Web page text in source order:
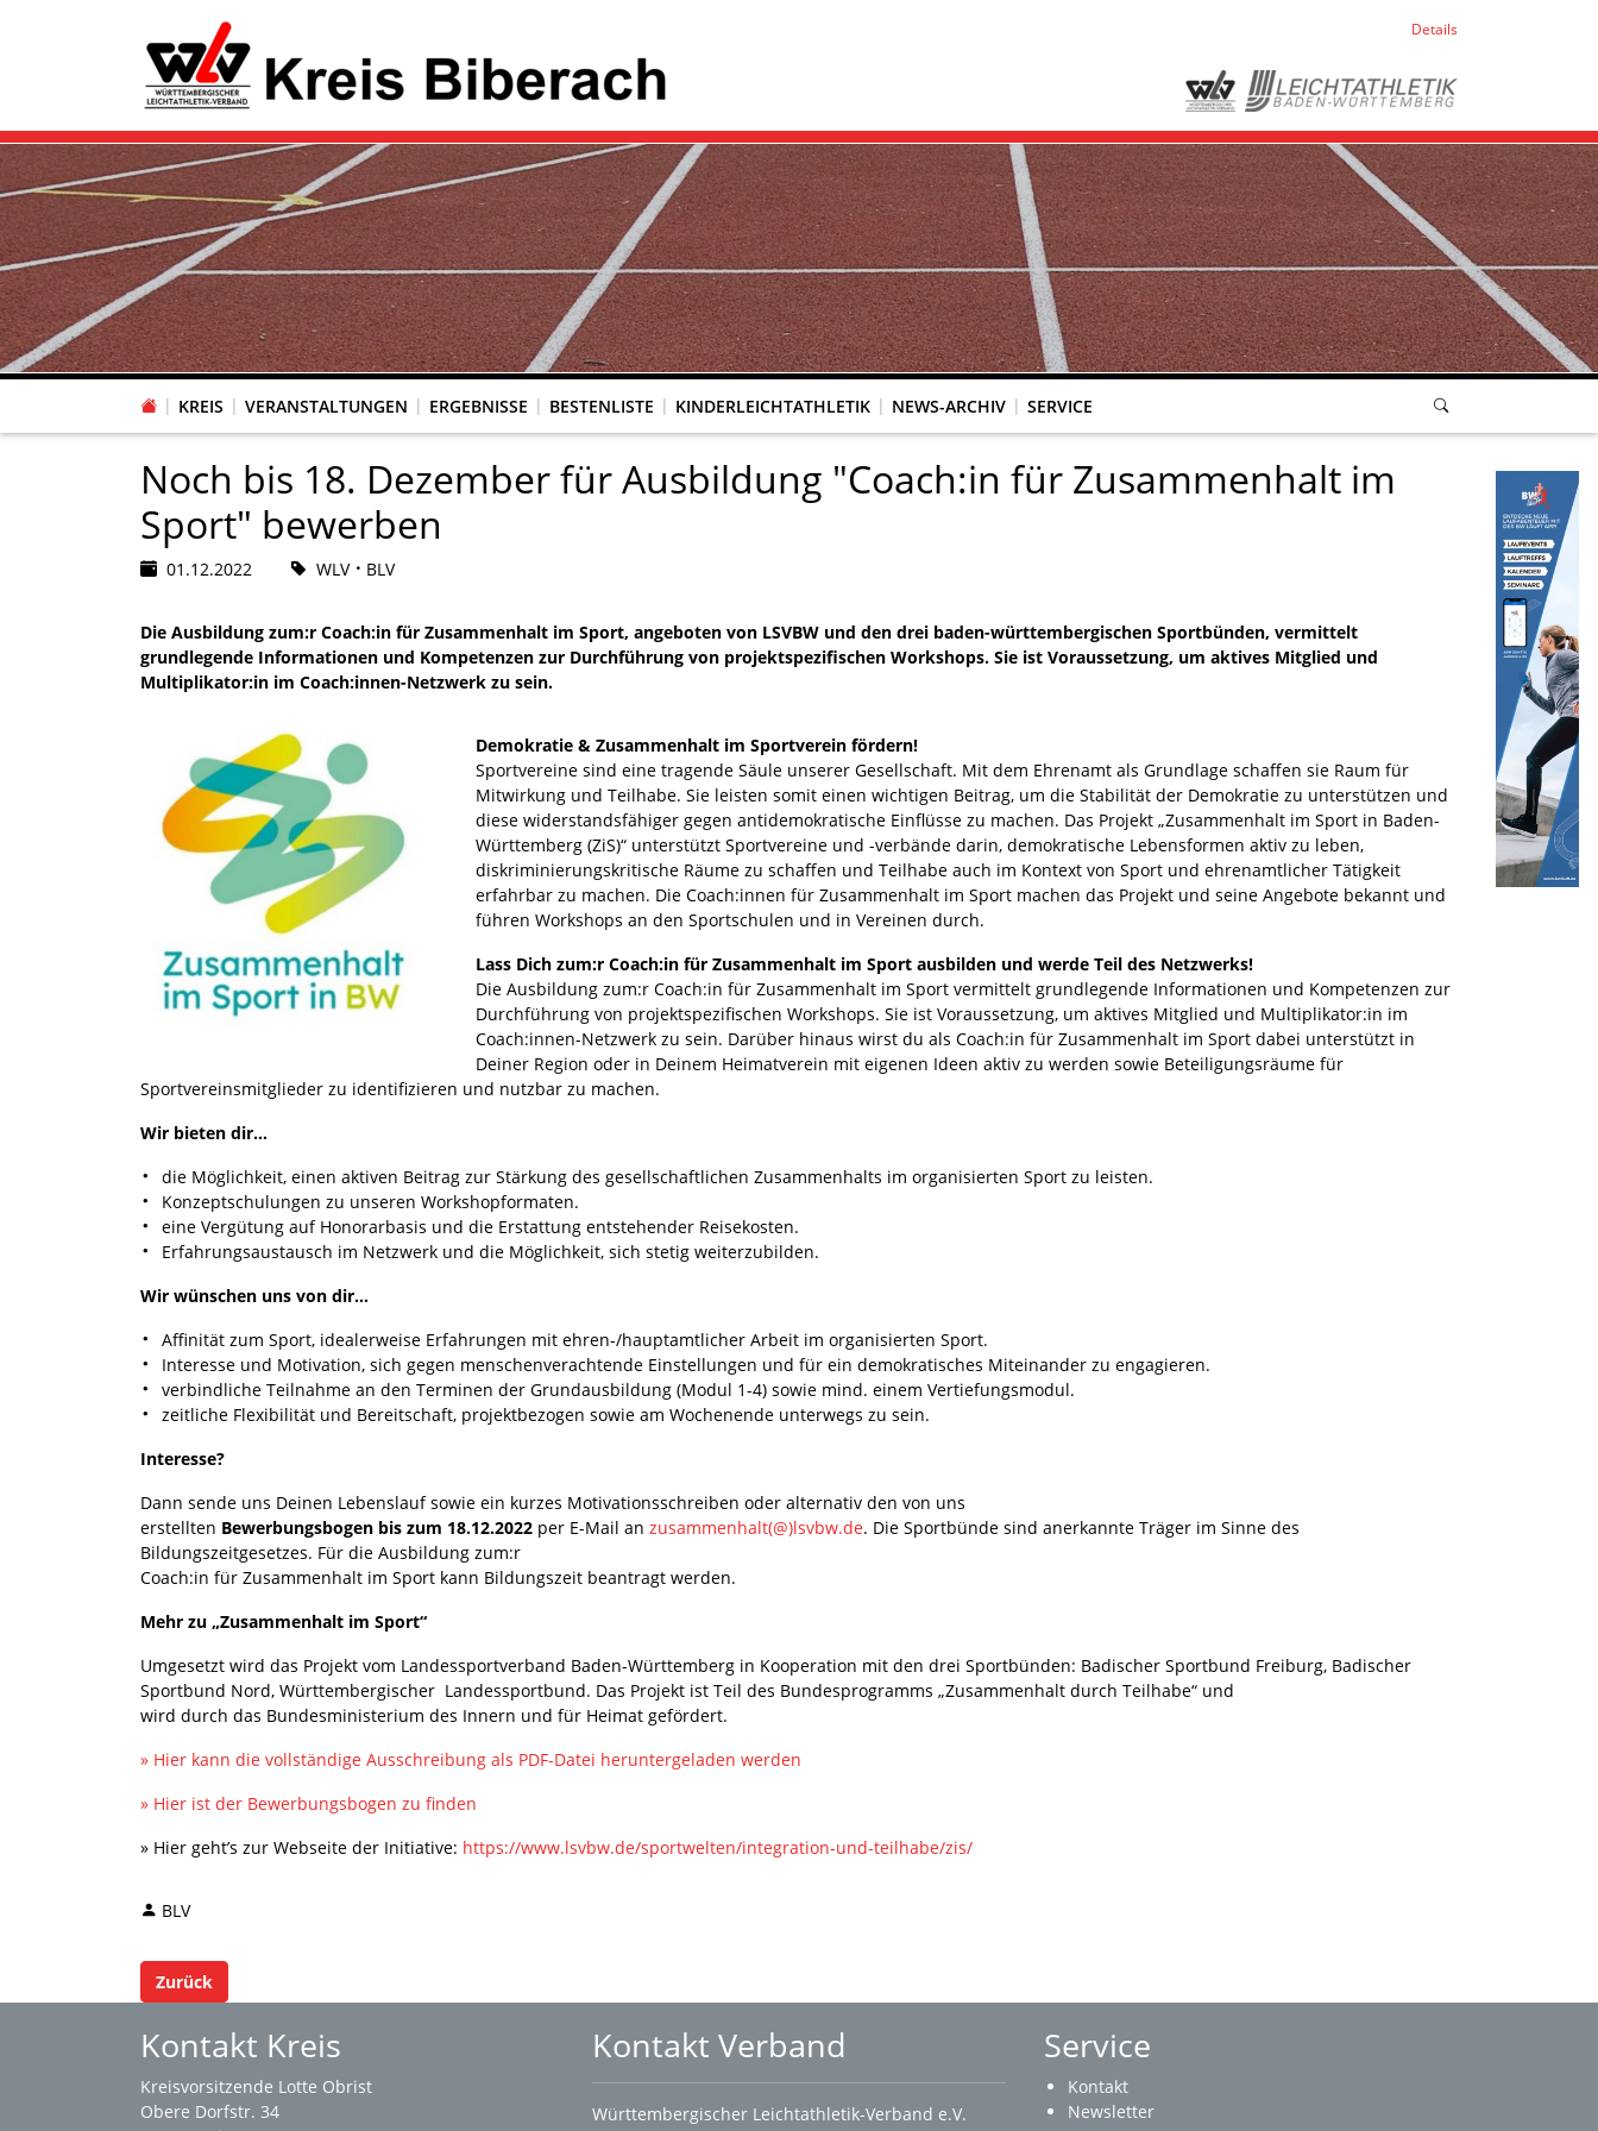
Details
KREIS VERANSTALTUNGEN ERGEBNISSE BESTENLISTE KINDERLEICHTATHLETIK NEWS-ARCHIV SERVICE
Noch bis 18. Dezember für Ausbildung "Coach:in für Zusammenhalt im
Sport" bewerben
01.12.2022 WLV BLV
Die Ausbildung zum:r Coach:in für Zusammenhalt im Sport, angeboten von LSVBW und den drei baden-württembergischen Sportbünden, vermittelt
grundlegende Informationen und Kompetenzen zur Durchführung von projektspezifischen Workshops. Sie ist Voraussetzung, um aktives Mitglied und
Multiplikator:in im Coach:innen-Netzwerk zu sein.
Demokratie & Zusammenhalt im Sportverein fördern!
Sportvereine sind eine tragende Säule unserer Gesellschaft. Mit dem Ehrenamt als Grundlage schaffen sie Raum für
Mitwirkung und Teilhabe. Sie leisten somit einen wichtigen Beitrag, um die Stabilität der Demokratie zu unterstützen und
diese widerstandsfähiger gegen antidemokratische Einflüsse zu machen. Das Projekt „Zusammenhalt im Sport in Baden-
Württemberg (ZiS)“ unterstützt Sportvereine und -verbände darin, demokratische Lebensformen aktiv zu leben,
diskriminierungskritische Räume zu schaffen und Teilhabe auch im Kontext von Sport und ehrenamtlicher Tätigkeit
erfahrbar zu machen. Die Coach:innen für Zusammenhalt im Sport machen das Projekt und seine Angebote bekannt und
führen Workshops an den Sportschulen und in Vereinen durch.
Lass Dich zum:r Coach:in für Zusammenhalt im Sport ausbilden und werde Teil des Netzwerks!
Die Ausbildung zum:r Coach:in für Zusammenhalt im Sport vermittelt grundlegende Informationen und Kompetenzen zur
Durchführung von projektspezifischen Workshops. Sie ist Voraussetzung, um aktives Mitglied und Multiplikator:in im
Coach:innen-Netzwerk zu sein. Darüber hinaus wirst du als Coach:in für Zusammenhalt im Sport dabei unterstützt in
Deiner Region oder in Deinem Heimatverein mit eigenen Ideen aktiv zu werden sowie Beteiligungsräume für
Sportvereinsmitglieder zu identifizieren und nutzbar zu machen.
Wir bieten dir…
die Möglichkeit, einen aktiven Beitrag zur Stärkung des gesellschaftlichen Zusammenhalts im organisierten Sport zu leisten.
Konzeptschulungen zu unseren Workshopformaten.
eine Vergütung auf Honorarbasis und die Erstattung entstehender Reisekosten.
Erfahrungsaustausch im Netzwerk und die Möglichkeit, sich stetig weiterzubilden.
Wir wünschen uns von dir…
Affinität zum Sport, idealerweise Erfahrungen mit ehren-/hauptamtlicher Arbeit im organisierten Sport.
Interesse und Motivation, sich gegen menschenverachtende Einstellungen und für ein demokratisches Miteinander zu engagieren.
verbindliche Teilnahme an den Terminen der Grundausbildung (Modul 1-4) sowie mind. einem Vertiefungsmodul.
zeitliche Flexibilität und Bereitschaft, projektbezogen sowie am Wochenende unterwegs zu sein.
Interesse?
Dann sende uns Deinen Lebenslauf sowie ein kurzes Motivationsschreiben oder alternativ den von uns
erstellten Bewerbungsbogen bis zum 18.12.2022 per E-Mail an zusammenhalt(@)lsvbw.de. Die Sportbünde sind anerkannte Träger im Sinne des
Bildungszeitgesetzes. Für die Ausbildung zum:r
Coach:in für Zusammenhalt im Sport kann Bildungszeit beantragt werden.
Mehr zu „Zusammenhalt im Sport“
Umgesetzt wird das Projekt vom Landessportverband Baden-Württemberg in Kooperation mit den drei Sportbünden: Badischer Sportbund Freiburg, Badischer
Sportbund Nord, Württembergischer Landessportbund. Das Projekt ist Teil des Bundesprogramms „Zusammenhalt durch Teilhabe“ und
wird durch das Bundesministerium des Innern und für Heimat gefördert.
» Hier kann die vollständige Ausschreibung als PDF-Datei heruntergeladen werden
» Hier ist der Bewerbungsbogen zu finden
» Hier geht’s zur Webseite der Initiative: https://www.lsvbw.de/sportwelten/integration-und-teilhabe/zis/
BLV
Zurück
Kontakt Kreis
Kreisvorsitzende Lotte Obrist
Obere Dorfstr. 34
Kontakt Verband
Württembergischer Leichtathletik-Verband e.V.
Service
Kontakt
Newsletter